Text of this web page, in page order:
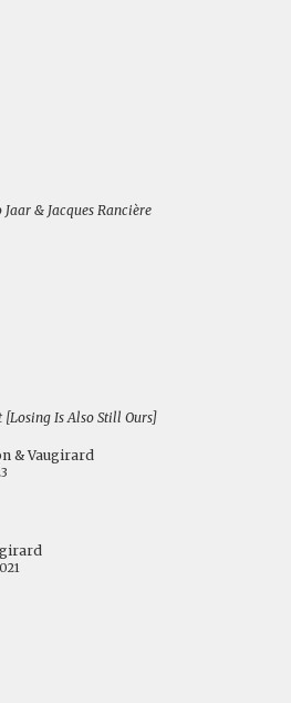
& Jacques Rancière
[Losing Is Also Still Ours]
& Vaugirard